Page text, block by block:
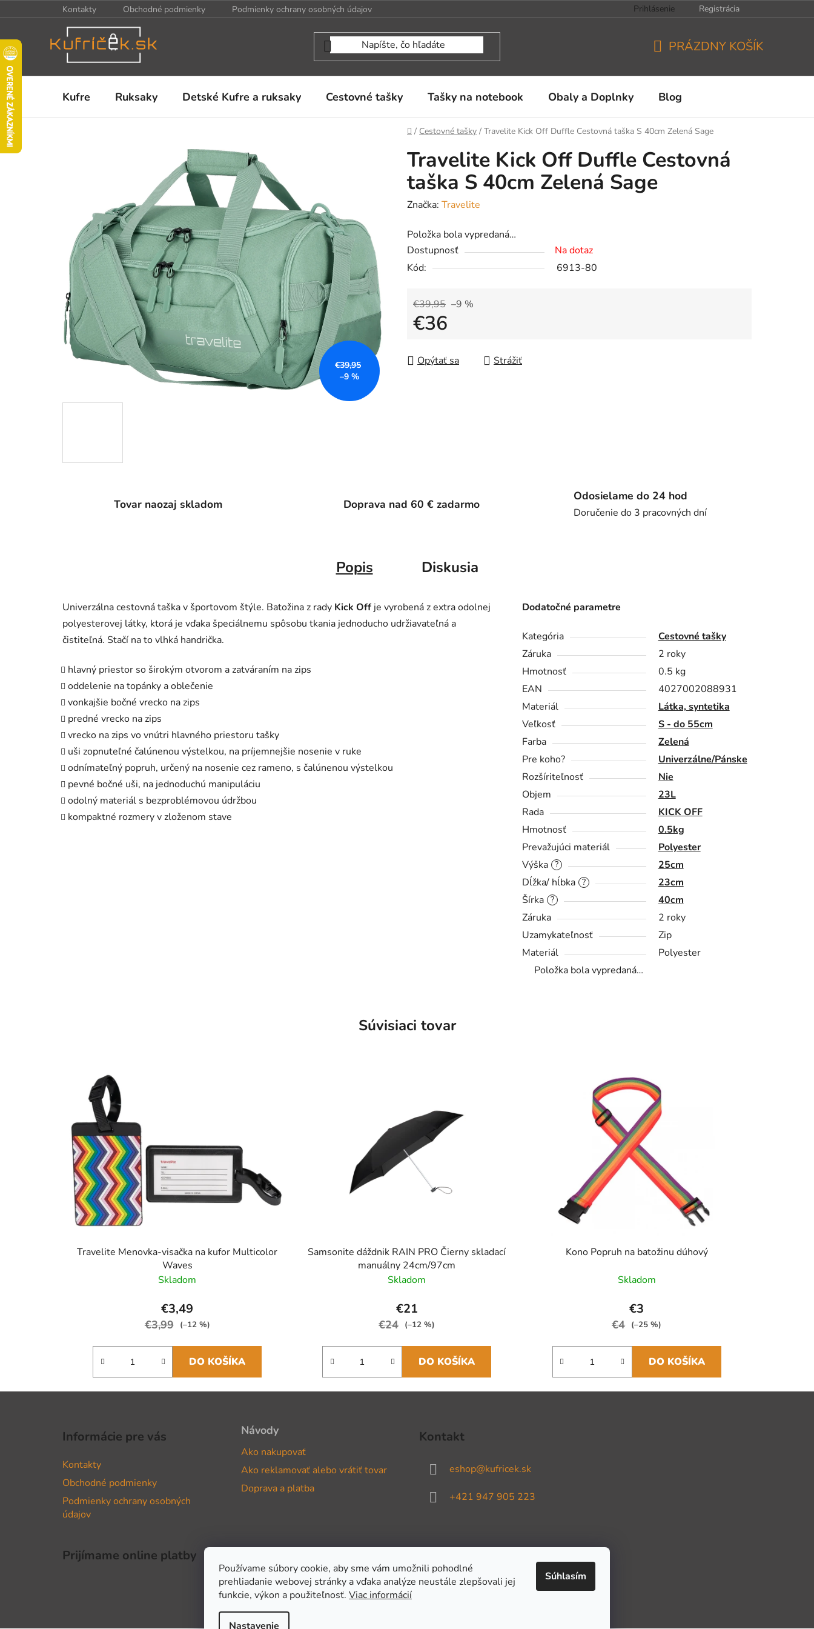
Používame súbory cookie, aby sme vám umožnili pohodlné
prehliadanie webovej stránky a vďaka analýze neustále zlepšovali jej
funkcie, výkon a použiteľnosť. Viac informácií
Nastavenie
Súhlasím
na
Kontakty Obchodné podmienky Podmienky ochrany osobných údajov Prihlásenie Registrácia
KOŠÍK
PRÁZDNY KOŠÍK
Kufre Ruksaky Detské Kufre a ruksaky Cestovné tašky Tašky na notebook Obaly a Doplnky Blog
Domov
/ Cestovné tašky / Travelite Kick Off Duffle Cestovná taška S 40cm Zelená Sage
Travelite Kick Off Duffle Cestovná
taška S 40cm Zelená Sage
Značka: Travelite
Položka bola vypredaná…
Dostupnosť
Na dotaz
Kód:
6913-80
€39,95 –9 %
€36
Opýtať sa
Strážiť
€39,95
–9 %
Tovar naozaj skladom Doprava nad 60 € zadarmo
Odosielame do 24 hod
Doručenie do 3 pracovných dní
Popis Diskusia
Univerzálna cestovná taška v športovom štýle. Batožina z rady Kick Off je vyrobená z extra odolnej
polyesterovej látky, ktorá je vďaka špeciálnemu spôsobu tkania jednoducho udržiavateľná a
čistiteľná. Stačí na to vlhká handrička.
hlavný priestor so širokým otvorom a zatváraním na zips
oddelenie na topánky a oblečenie
vonkajšie bočné vrecko na zips
predné vrecko na zips
vrecko na zips vo vnútri hlavného priestoru tašky
uši zopnuteľné čalúnenou výstelkou, na príjemnejšie nosenie v ruke
odnímateľný popruh, určený na nosenie cez rameno, s čalúnenou výstelkou
pevné bočné uši, na jednoduchú manipuláciu
odolný materiál s bezproblémovou údržbou
kompaktné rozmery v zloženom stave
Dodatočné parametre
Kategória
Cestovné tašky
Záruka
2 roky
Hmotnosť
0.5 kg
EAN
4027002088931
Materiál
Látka, syntetika
Veľkosť
S - do 55cm
Farba
Zelená
Pre koho?
Univerzálne/Pánske
Rozšíriteľnosť
Nie
Objem
23L
Rada
KICK OFF
Hmotnosť
0.5kg
Prevažujúci materiál
Polyester
?
Výška 25cm
?
Dĺžka/ hĺbka 23cm
?
Šírka
40cm
Záruka
2 roky
Uzamykateľnosť
Zip
Materiál
Polyester
Položka bola vypredaná…
Súvisiaci tovar
Travelite Menovka-visačka na kufor Multicolor
Waves
Skladom
€3,49
€3,99 (–12 %)
DO KOŠÍKA
Samsonite dáždnik RAIN PRO Čierny skladací
manuálny 24cm/97cm
Skladom
€21
€24 (–12 %)
DO KOŠÍKA
Kono Popruh na batožinu dúhový
Skladom
€3
€4 (–25 %)
DO KOŠÍKA
Informácie pre vás
Kontakty
Obchodné podmienky
Podmienky ochrany osobných
údajov
Návody
Ako nakupovať
Ako reklamovať alebo vrátiť tovar
Doprava a platba
Kontakt
eshop@kufricek.sk
+421 947 905 223
Prijímame online platby